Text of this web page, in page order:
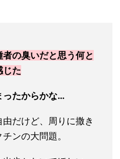
の臭いだと思う何と
じた
ったからかな…
だけど、周りに撒き
ンの大問題。